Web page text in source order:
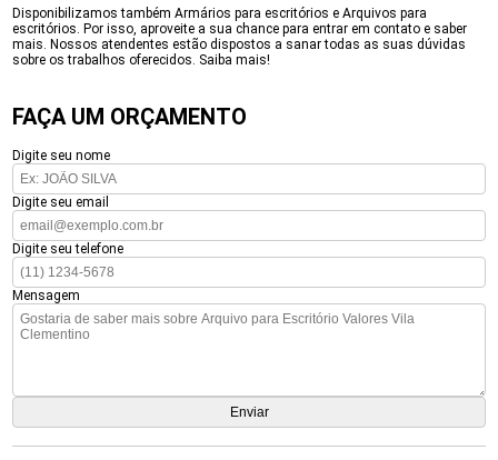
Disponibilizamos também Armários para escritórios e Arquivos para
escritórios. Por isso, aproveite a sua chance para entrar em contato e saber
mais. Nossos atendentes estão dispostos a sanar todas as suas dúvidas
sobre os trabalhos oferecidos. Saiba mais!
FAÇA UM ORÇAMENTO
Digite seu nome
Digite seu email
Digite seu telefone
Mensagem